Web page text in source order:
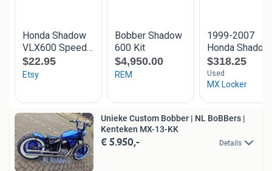
Unieke Custom Bobber | NL BoBBers |
Kenteken MX-13-KK
€ 5.950,- Details